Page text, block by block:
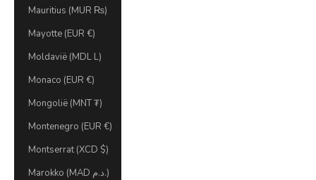
Mauritius (MUR ₨)
Mayotte (EUR €)
Moldavië (MDL L)
Monaco (EUR €)
Mongolië (MNT ₮)
Montenegro (EUR €)
Montserrat (XCD $)
Marokko (MAD د.م.)